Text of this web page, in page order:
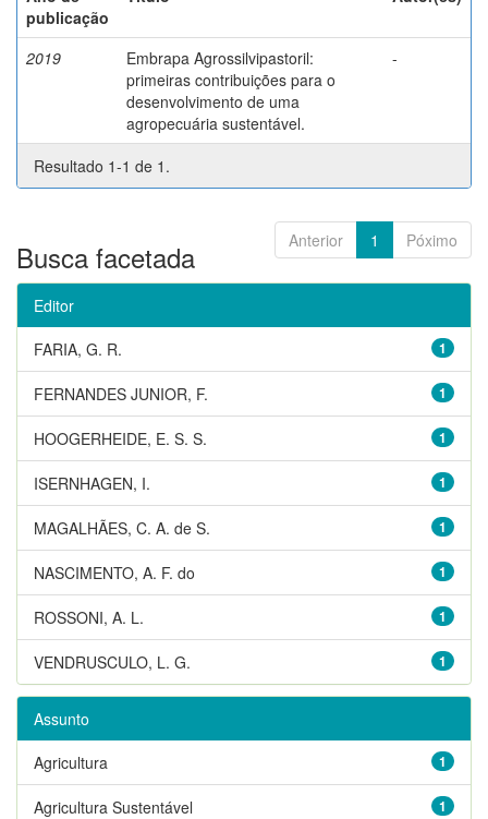
publicação
2019
Embrapa Agrossilvipastoril:
primeiras contribuições para o
desenvolvimento de uma
agropecuária sustentável.
-
Resultado 1-1 de 1.
Anterior 1 Póximo
Busca facetada
Editor
1
FARIA, G. R.
1
FERNANDES JUNIOR, F.
1
HOOGERHEIDE, E. S. S.
1
ISERNHAGEN, I.
1
MAGALHÃES, C. A. de S.
1
NASCIMENTO, A. F. do
1
ROSSONI, A. L.
1
VENDRUSCULO, L. G.
Assunto
1
Agricultura
1
Agricultura Sustentável